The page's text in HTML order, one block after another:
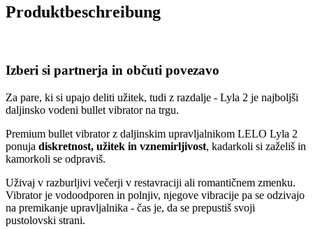
Produktbeschreibung
Izberi si partnerja in občuti povezavo
Za pare, ki si upajo deliti užitek, tudi z razdalje - Lyla 2 je najboljši
daljinsko vodeni bullet vibrator na trgu.
Premium bullet vibrator z daljinskim upravljalnikom LELO Lyla 2
ponuja diskretnost, užitek in vznemirljivost, kadarkoli si zaželiš in
kamorkoli se odpraviš.
Uživaj v razburljivi večerji v restavraciji ali romantičnem zmenku.
Vibrator je vodoodporen in polnjiv, njegove vibracije pa se odzivajo
na premikanje upravljalnika - čas je, da se prepustiš svoji
pustolovski strani.